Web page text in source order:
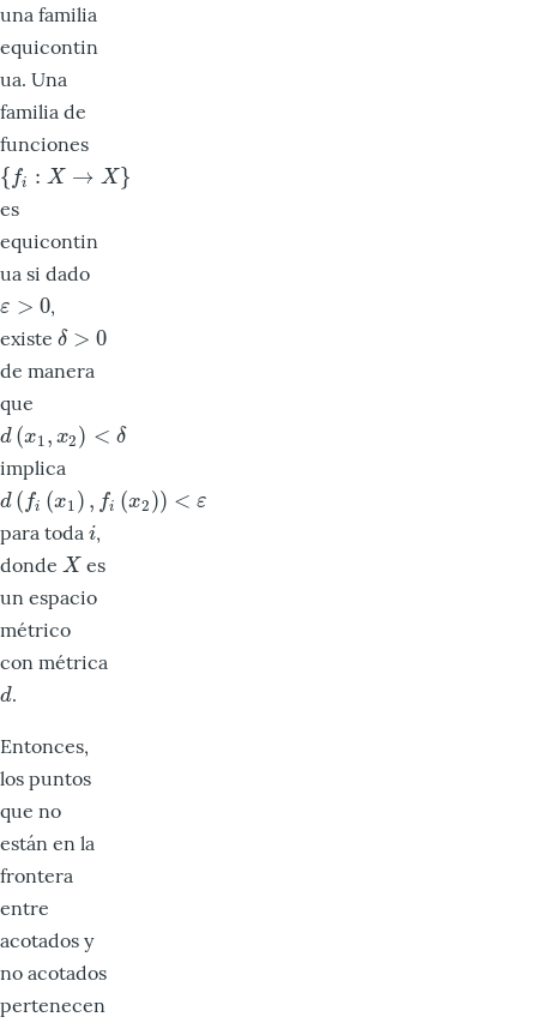
una familia
equicontin
ua. Una
familia de
funciones
{ fi : X → X}
{f:X →X
es
equicontin
ua si dado
ε > 0
ε >0
,
existe δ > 0
δ >0
de manera
que
d (x1, x2) < δ
d (x1,x2)< δ
implica
d ( fi (x1) , fi (x2)) < ε
d (f(x 1),f (x2 )) <ε
para toda i
i,
donde X
X es
un espacio
métrico
con métrica
d
d.
Entonces,
los puntos
que no
están en la
frontera
entre
acotados y
no acotados
pertenecen